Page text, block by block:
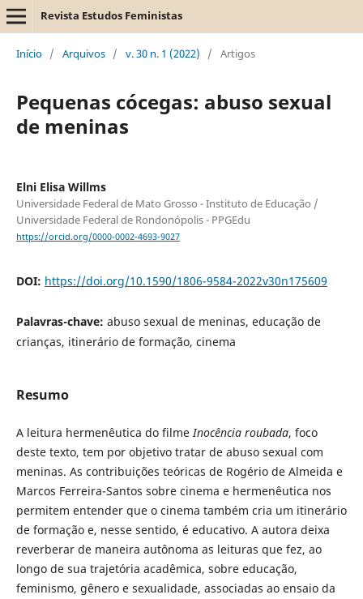
Revista Estudos Feministas
Início / Arquivos / v. 30 n. 1 (2022) / Artigos
Pequenas cócegas: abuso sexual
de meninas
Elni Elisa Willms
Universidade Federal de Mato Grosso - Instituto de Educação /
Universidade Federal de Rondonópolis - PPGEdu
https://orcid.org/0000-0002-4693-9027
DOI: https://doi.org/10.1590/1806-9584-2022v30n175609
Palavras-chave: abuso sexual de meninas, educação de
crianças, itinerário de formação, cinema
Resumo
A leitura hermenêutica do filmeInocência roubada, foco
deste texto, tem por objetivo tratar de abuso sexual com
meninas. As contribuições teóricas de Rogério de Almeida e
Marcos Ferreira-Santos sobre cinema e hermenêutica nos
permitem entender que o cinema também cria um itinerário
de formação e, nesse sentido, é educativo. A autora deixa
reverberar de maneira autônoma as leituras que fez, ao
longo de sua trajetória acadêmica, sobre educação,
feminismo, gênero e sexualidade, associadas ao ensaio da